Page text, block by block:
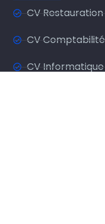
CV Restauration
CV Comptabilité
CV Informatique